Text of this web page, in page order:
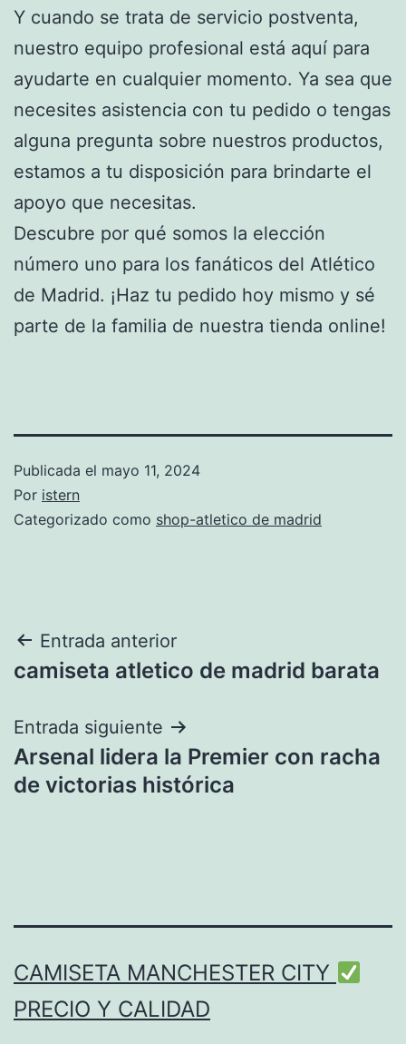
Y cuando se trata de servicio postventa,
nuestro equipo profesional está aquí para
ayudarte en cualquier momento. Ya sea que
necesites asistencia con tu pedido o tengas
alguna pregunta sobre nuestros productos,
estamos a tu disposición para brindarte el
apoyo que necesitas.
Descubre por qué somos la elección
número uno para los fanáticos del Atlético
de Madrid. ¡Haz tu pedido hoy mismo y sé
parte de la familia de nuestra tienda online!
Publicada el mayo 11, 2024
Por istern
Categorizado como shop-atletico de madrid
Navegación
de
entradas
Entrada anterior
camiseta atletico de madrid barata
Entrada siguiente
Arsenal lidera la Premier con racha
de victorias histórica
CAMISETA MANCHESTER CITY
PRECIO Y CALIDAD